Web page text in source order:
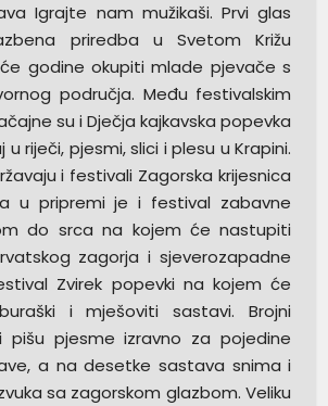
Igrajte nam mužikaši. Prvi glas
priredba u Svetom Križu
godine okupiti mlade pjevače s
područja. Među festivalskim
su i Dječja kajkavska popevka
riječi, pjesmi, slici i plesu u Krapini.
i festivali Zagorska krijesnica
u pripremi je i festival zabavne
do srca na kojem će nastupiti
zagorja i sjeverozapadne
Zvirek popevki na kojem će
i mješoviti sastavi. Brojni
pišu pjesme izravno za pojedine
a na desetke sastava snima i
sa zagorskom glazbom. Veliku